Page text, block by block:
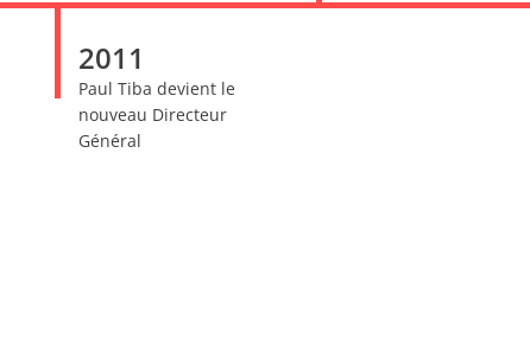
2011
Paul Tiba devient le
nouveau Directeur
Général